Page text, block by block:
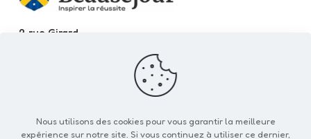
2 rue Girard
Nous utilisons des cookies pour vous garantir la meilleure
expérience sur notre site. Si vous continuez à utiliser ce dernier,